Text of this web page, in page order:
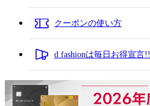
クーポンの使い方
d fashionは毎日お得宣言!!